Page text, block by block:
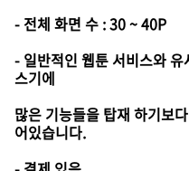
- 전체 화면 수 : 30 ~ 40P
- 일반적인 웹툰 서비스와
스기에
많은 기능들을 탑재 하기보
어있습니다.